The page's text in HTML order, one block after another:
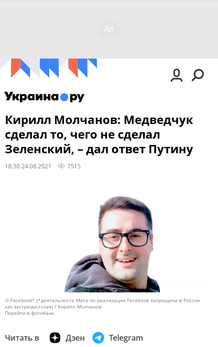
Кирилл Молчанов: Медведчук
сделал то, чего не сделал
Зеленский, – дал ответ Путину
18:30 24.08.2021 7515
© Facebook* (*деятельность Meta по реализации Facebook запрещена в России
как экстремистская) / Кирилл Молчанов
Перейти в фотобанк
Читать в Дзен Telegram